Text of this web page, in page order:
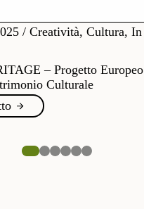
/ Creatività, Cultura, In
– Progetto Europeo
Culturale